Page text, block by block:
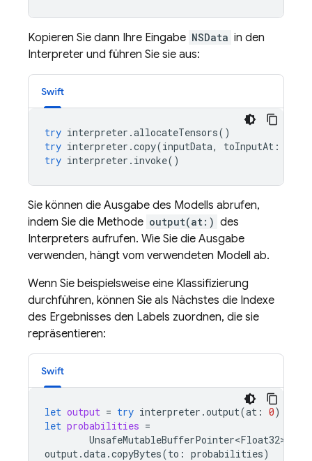
Kopieren Sie dann Ihre Eingabe NSData in den
Interpreter und führen Sie sie aus:
Swift
try interpreter .allocateTensors()
try interpreter .copy(inputData, toInputAt :
try interpreter . invoke()
Sie können die Ausgabe des Modells abrufen,
indem Sie die Methode output(at:) des
Interpreters aufrufen. Wie Sie die Ausgabe
verwenden, hängt vom verwendeten Modell ab.
Wenn Sie beispielsweise eine Klassifizierung
durchführen, können Sie als Nächstes die Indexe
des Ergebnisses den Labels zuordnen, die sie
repräsentieren:
Swift
let output = try interpreter .output(at : 0)
let probabilities =
UnsafeMutableBufferPointer<Float32>
output.data.copyBytes(to : probabilities)